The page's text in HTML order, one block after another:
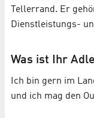
Tellerrand. Er
Dienstleistungs-
Was ist Ihr
Ich bin gern im
und ich mag den